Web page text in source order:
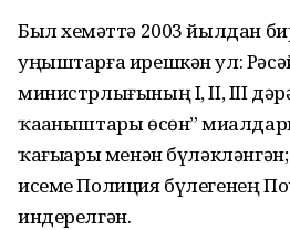
Был хеҙмәттә 2003 йылдан
уңыштарға ирешкән ул:
министрлығының I, II, III
ҡаҙаныштары өсөн”
ҡағыҙҙары менән
исеме Полиция бүлегенең
индерелгән.